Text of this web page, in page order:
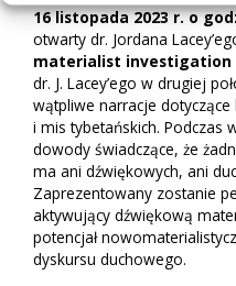
16 listopada 2023 r. o
otwarty dr. Jordana
materialist investigation
dr. J. Lacey’ego w drugiej
wątpliwe narracje dotyczące
i mis tybetańskich. Podczas
dowody świadczące, że
ma ani dźwiękowych, ani
Zaprezentowany zostanie
aktywujący dźwiękową
potencjał
dyskursu duchowego.